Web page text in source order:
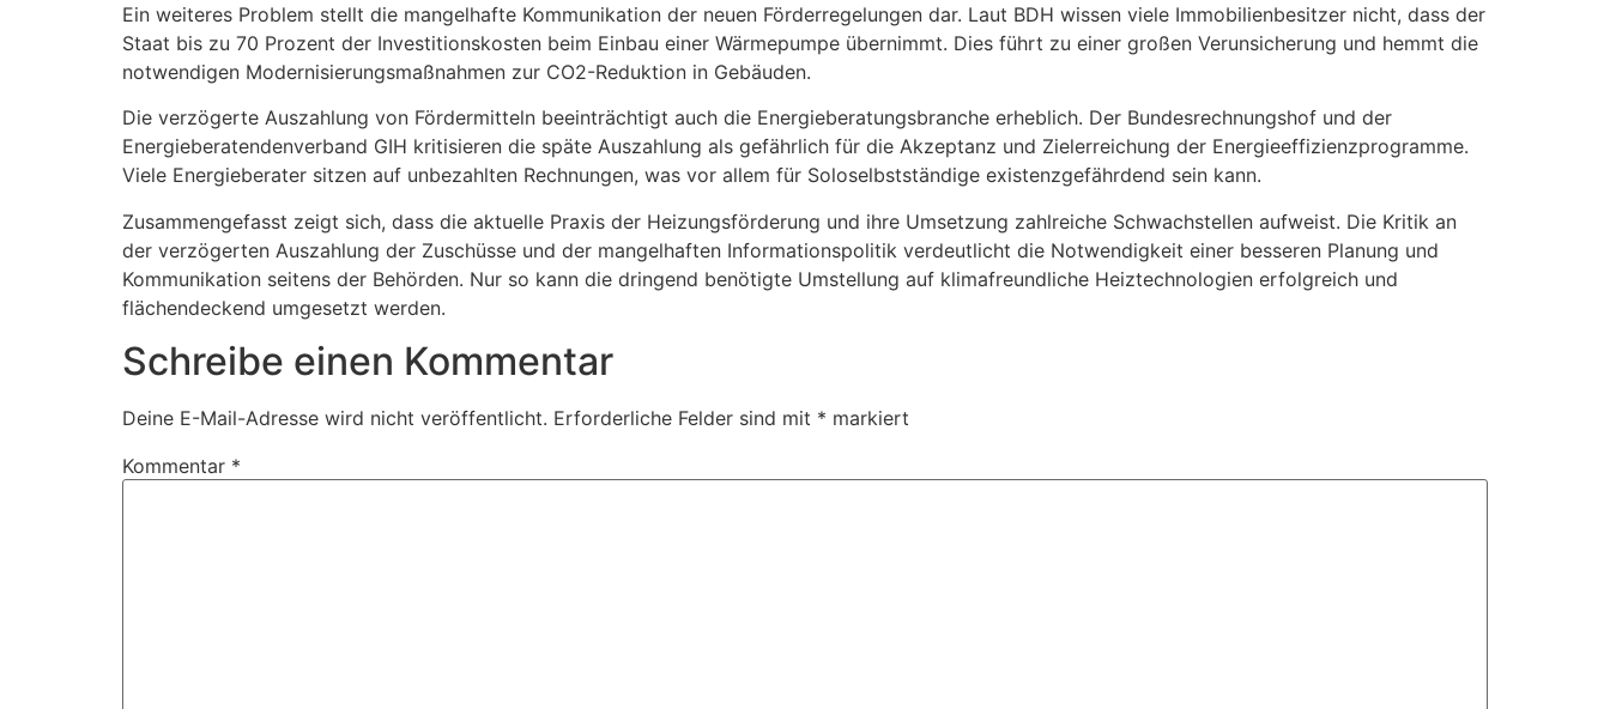
Ein weiteres Problem stellt die mangelhafte Kommunikation der neuen Förderregelungen dar. Laut BDH wissen viele Immobilienbesitzer nicht, dass der
Staat bis zu 70 Prozent der Investitionskosten beim Einbau einer Wärmepumpe übernimmt. Dies führt zu einer großen Verunsicherung und hemmt die
notwendigen Modernisierungsmaßnahmen zur CO2-Reduktion in Gebäuden.
Die verzögerte Auszahlung von Fördermitteln beeinträchtigt auch die Energieberatungsbranche erheblich. Der Bundesrechnungshof und der
Energieberatendenverband GIH kritisieren die späte Auszahlung als gefährlich für die Akzeptanz und Zielerreichung der Energieeffizienzprogramme.
Viele Energieberater sitzen auf unbezahlten Rechnungen, was vor allem für Soloselbstständige existenzgefährdend sein kann.
Zusammengefasst zeigt sich, dass die aktuelle Praxis der Heizungsförderung und ihre Umsetzung zahlreiche Schwachstellen aufweist. Die Kritik an
der verzögerten Auszahlung der Zuschüsse und der mangelhaften Informationspolitik verdeutlicht die Notwendigkeit einer besseren Planung und
Kommunikation seitens der Behörden. Nur so kann die dringend benötigte Umstellung auf klimafreundliche Heiztechnologien erfolgreich und
flächendeckend umgesetzt werden.
Schreibe einen Kommentar
Deine E-Mail-Adresse wird nicht veröffentlicht. Erforderliche Felder sind mit * markiert
Kommentar *